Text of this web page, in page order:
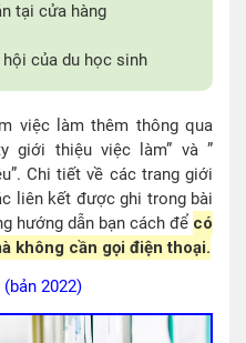
tại cửa hàng
hội của du học sinh
việc làm thêm thông qua
giới thiệu việc làm” và ”
Chi tiết về các trang giới
liên kết được ghi trong bài
hướng dẫn bạn cách để có
không cần gọi điện thoại.
2022)